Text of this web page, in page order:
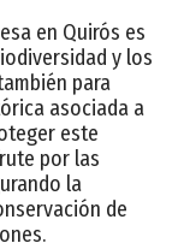
en Quirós es
y los
para
asociada a
este
por las
la
de